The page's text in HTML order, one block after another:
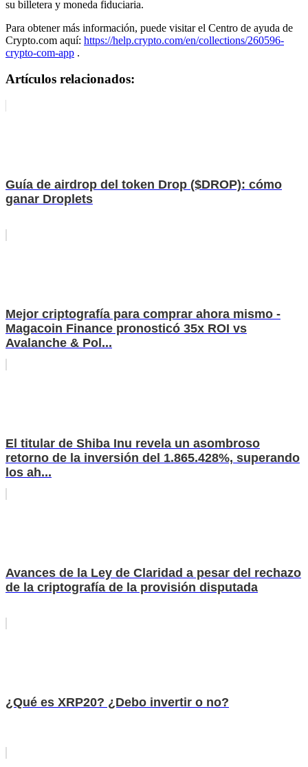
su billetera y moneda fiduciaria.
Para obtener más información, puede visitar el Centro de ayuda de
Crypto.com aquí: https://help.crypto.com/en/collections/260596-
crypto-com-app .
Artículos relacionados:
Guía de airdrop del token Drop ($DROP): cómo
ganar Droplets
Mejor criptografía para comprar ahora mismo -
Magacoin Finance pronosticó 35x ROI vs
Avalanche & Pol...
El titular de Shiba Inu revela un asombroso
retorno de la inversión del 1.865.428%, superando
los ah...
Avances de la Ley de Claridad a pesar del rechazo
de la criptografía de la provisión disputada
¿Qué es XRP20? ¿Debo invertir o no?